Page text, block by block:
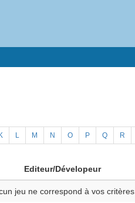
K L M N O P Q R
Editeur/Dévelopeur
jeu ne correspond à vos critères.